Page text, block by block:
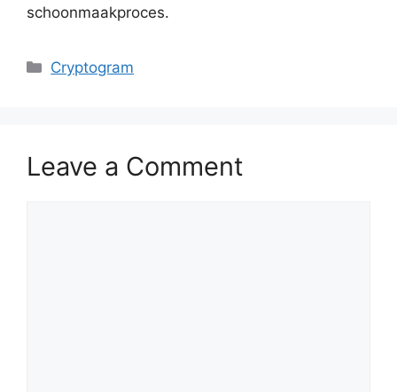
schoonmaakproces.
Categories
Cryptogram
Leave a Comment